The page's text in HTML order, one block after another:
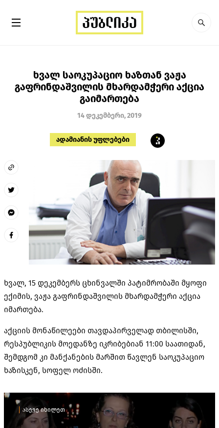
ხვალ საოკუპაციო ხაზთან ვაჟა
გაფრინდაშვილის მხარდამჭერი აქცია
გაიმართება
14 დეკემბერი, 2019
ადამიანის უფლებები
ხვალ, 15 დეკემბერს ცხინვალში პატიმრობაში მყოფი
ექიმის, ვაჟა გაფრინდაშვილის მხარდამჭერი აქცია
იმართება.
აქციის მონაწილეები თავდაპირველად თბილისში,
რესპუბლიკის მოედანზე იკრიბებიან 11:00 საათიდან,
შემდგომ კი მანქანების მარშით წავლენ საოკუპაციო
ხაზისკენ, სოფელ ოძისში.
ასევე იხილეთ